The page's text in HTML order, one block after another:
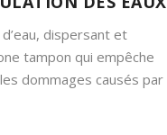
dispersant et
tampon qui empêche
dommages causés par